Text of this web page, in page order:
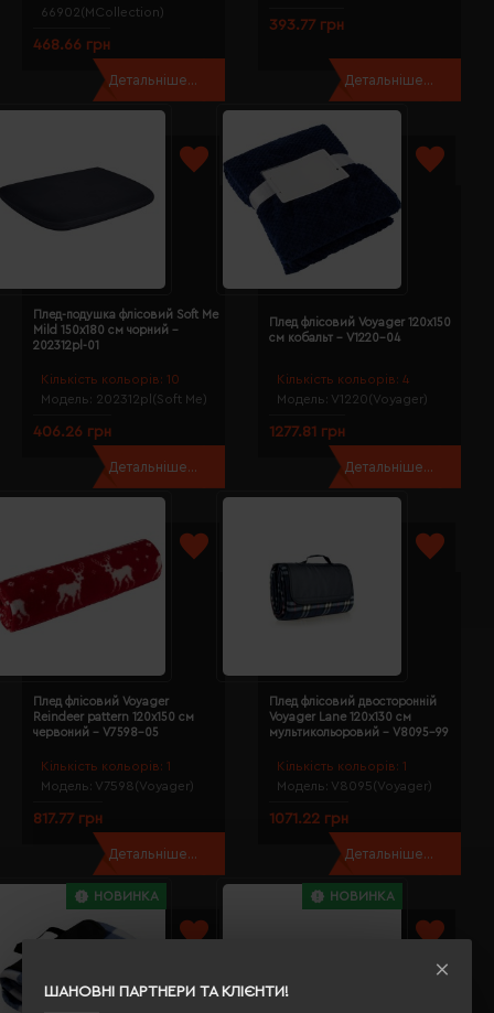
ШАНОВНІ ПАРТНЕРИ ТА КЛІЄНТИ!
66902(MCollection)
468.66 грн
Детальніше...
393.77 грн
Детальніше...
Кількість кольорів: 10
Модель: 202312pl(Soft Me)
Плед-подушка флісовий Soft Me
Mild 150х180 см чорний -
202312pl-01
406.26 грн
Детальніше...
Кількість кольорів: 4
Модель: V1220(Voyager)
Плед флісовий Voyager 120х150
см кобальт - V1220-04
1277.81 грн
Детальніше...
Кількість кольорів: 1
Модель: V7598(Voyager)
Плед флісовий Voyager
Reindeer pattern 120х150 см
червоний - V7598-05
817.77 грн
Детальніше...
Кількість кольорів: 1
Модель: V8095(Voyager)
Плед флісовий двосторонній
Voyager Lane 120х130 см
мультикольоровий - V8095-99
1071.22 грн
Детальніше...
НОВИНКА НОВИНКА